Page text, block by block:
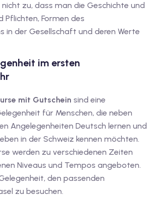
zu, dass man die Geschichte und
Pflichten, Formen des
in der Gesellschaft und deren Werte
im ersten
mit Gutschein sind eine
für Menschen, die neben
Angelegenheiten Deutsch lernen und
in der Schweiz kennen möchten.
werden zu verschiedenen Zeiten
Niveaus und Tempos angeboten.
den passenden
zu besuchen.